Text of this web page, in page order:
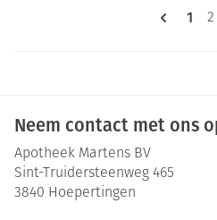
U
1 2
Neem contact met ons
Apotheek Martens BV
Sint-Truidersteenweg 465
3840 Hoepertingen